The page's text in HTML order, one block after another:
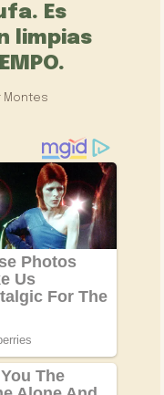
Es
limpias
Montes